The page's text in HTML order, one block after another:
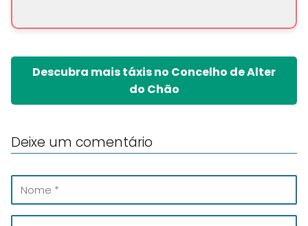
Descubra mais táxis no Concelho de Alter
do Chão
Deixe um comentário